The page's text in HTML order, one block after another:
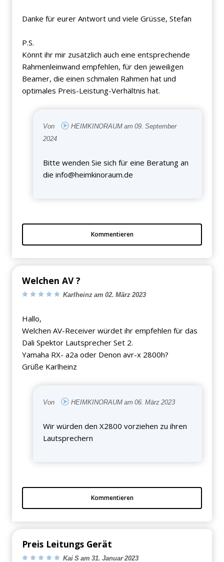
Danke für eurer Antwort und viele Grüsse, Stefan
P.S.
Könnt ihr mir zusätzlich auch eine entsprechende
Rahmenleinwand empfehlen, für den jeweiligen
Beamer, die einen schmalen Rahmen hat und
optimales Preis-Leistung-Verhältnis hat.
Von
HEIMKINORAUM am 09. September
2024
Bitte wenden Sie sich für eine Beratung an
dieinfo@heimkinoraum.de
Kommentieren
Welchen AV ?
Karlheinz am 02. März 2023
Hallo,
Welchen AV-Receiver würdet ihr empfehlen für das
Dali Spektor Lautsprecher Set 2.
Yamaha RX- a2a oder Denon avr-x 2800h?
Grüße Karlheinz
Von HEIMKINORAUM am 06. März 2023
Wir würden den X2800 vorziehen zu ihren
Lautsprechern
Kommentieren
Preis Leitungs Gerät
Kai S am 31. Januar 2023